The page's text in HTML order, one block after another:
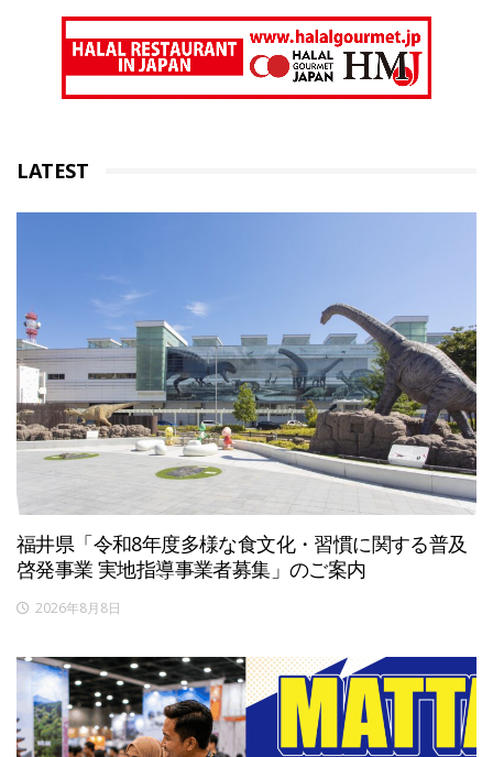
LATEST
福井県「令和8年度多様な食文化・習慣に関する普及
啓発事業 実地指導事業者募集」のご案内
2026年8月8日